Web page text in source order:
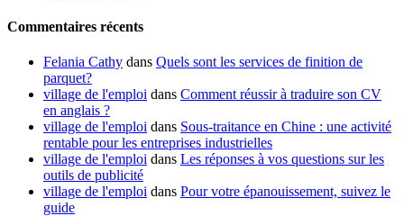
Commentaires récents
Felania Cathy dans Quels sont les services de finition de
parquet?
village de l'emploi dans Comment réussir à traduire son CV
en anglais ?
village de l'emploi dans Sous-traitance en Chine : une activité
rentable pour les entreprises industrielles
village de l'emploi dans Les réponses à vos questions sur les
outils de publicité
village de l'emploi dans Pour votre épanouissement, suivez le
guide